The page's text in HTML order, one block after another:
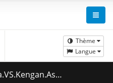
Thème
Langue
ToonsHub.mkv.008 ( 498.81 MB )